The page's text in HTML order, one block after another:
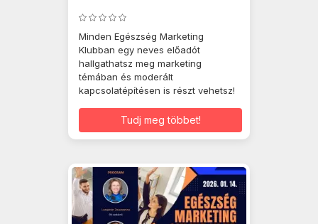
Minden Egészség Marketing
Klubban egy neves előadót
hallgathatsz meg marketing
témában és moderált
kapcsolatépítésen is részt vehetsz!
Tudj meg többet!